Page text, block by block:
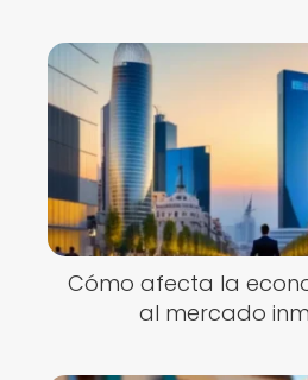
Cómo afecta la
al mercado